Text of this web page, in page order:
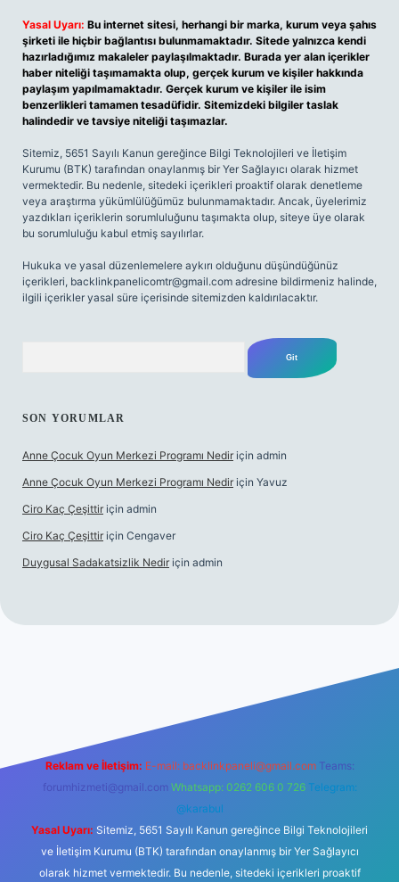
Yasal Uyarı: Bu internet sitesi, herhangi bir marka, kurum veya şahıs
şirketi ile hiçbir bağlantısı bulunmamaktadır. Sitede yalnızca kendi
hazırladığımız makaleler paylaşılmaktadır. Burada yer alan içerikler
haber niteliği taşımamakta olup, gerçek kurum ve kişiler hakkında
paylaşım yapılmamaktadır. Gerçek kurum ve kişiler ile isim
benzerlikleri tamamen tesadüfidir. Sitemizdeki bilgiler taslak
halindedir ve tavsiye niteliği taşımazlar.
Sitemiz, 5651 Sayılı Kanun gereğince Bilgi Teknolojileri ve İletişim
Kurumu (BTK) tarafından onaylanmış bir Yer Sağlayıcı olarak hizmet
vermektedir. Bu nedenle, sitedeki içerikleri proaktif olarak denetleme
veya araştırma yükümlülüğümüz bulunmamaktadır. Ancak, üyelerimiz
yazdıkları içeriklerin sorumluluğunu taşımakta olup, siteye üye olarak
bu sorumluluğu kabul etmiş sayılırlar.
Hukuka ve yasal düzenlemelere aykırı olduğunu düşündüğünüz
içerikleri, backlinkpanelicomtr@gmail.com adresine bildirmeniz halinde,
ilgili içerikler yasal süre içerisinde sitemizden kaldırılacaktır.
SON YORUMLAR
Anne Çocuk Oyun Merkezi Programı Nedir için admin
Anne Çocuk Oyun Merkezi Programı Nedir için Yavuz
Ciro Kaç Çeşittir için admin
Ciro Kaç Çeşittir için Cengaver
Duygusal Sadakatsizlik Nedir için admin
Reklam ve İletişim: E-mail: backlinkpaneli@gmail.com Teams:
forumhizmeti@gmail.com Whatsapp: 0262 606 0 726 Telegram:
@karabul
Yasal Uyarı: Sitemiz, 5651 Sayılı Kanun gereğince Bilgi Teknolojileri
ve İletişim Kurumu (BTK) tarafından onaylanmış bir Yer Sağlayıcı
olarak hizmet vermektedir. Bu nedenle, sitedeki içerikleri proaktif